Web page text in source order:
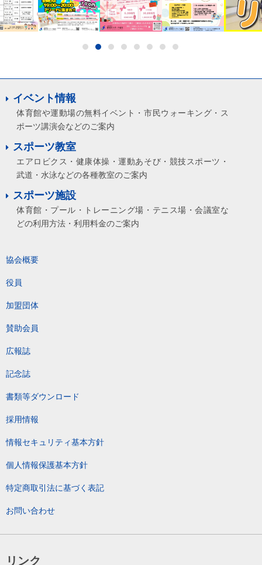
イベント情報
体育館や運動場の無料イベント・市民ウォーキング・ス
ポーツ講演会などのご案内
スポーツ教室
エアロビクス・健康体操・運動あそび・競技スポーツ・
武道・水泳などの各種教室のご案内
スポーツ施設
体育館・プール・トレーニング場・テニス場・会議室な
どの利用方法・利用料金のご案内
協会概要
役員
加盟団体
賛助会員
広報誌
記念誌
書類等ダウンロード
採用情報
情報セキュリティ基本方針
個人情報保護基本方針
特定商取引法に基づく表記
お問い合わせ
リンク